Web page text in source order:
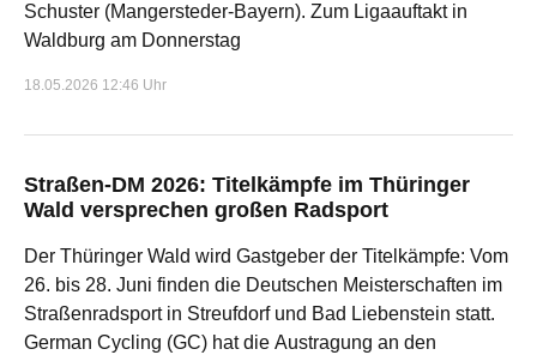
Schuster (Mangersteder-Bayern). Zum Ligaauftakt in
Waldburg am Donnerstag
18.05.2026 12:46 Uhr
Straßen-DM 2026: Titelkämpfe im Thüringer
Wald versprechen großen Radsport
Der Thüringer Wald wird Gastgeber der Titelkämpfe: Vom
26. bis 28. Juni finden die Deutschen Meisterschaften im
Straßenradsport in Streufdorf und Bad Liebenstein statt.
German Cycling (GC) hat die Austragung an den